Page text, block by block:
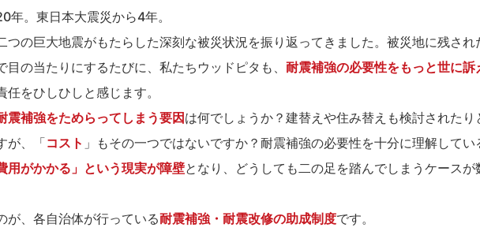
年。東日本大震災から4年。
つの巨大地震がもたらした深刻な被災状況を振り返ってきました。被災地に残され
目の当たりにするたびに、私たちウッドピタも、 耐震補強の必要性をもっと世に訴
任をひしひしと感じます。
震補強をためらってしまう要因は何でしょうか？建替えや住み替えも検討されたり
が、「コスト 」もその一つではないですか？耐震補強の必要性を十分に理解してい
用がかかる」という現実が障壁となり、どうしても二の足を踏んでしまうケースが
が、各自治体が行っている耐震補強・耐震改修の助成制度です。